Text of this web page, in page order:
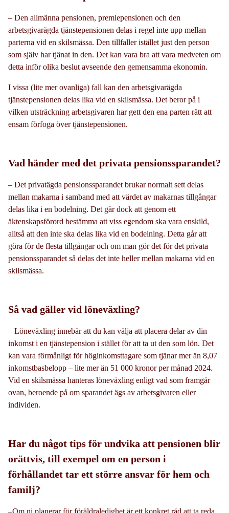
– Den allmänna pensionen, premiepensionen och den
arbetsgivarägda tjänstepensionen delas i regel inte upp mellan
parterna vid en skilsmässa. Den tillfaller istället just den person
som själv har tjänat in den. Det kan vara bra att vara medveten om
detta inför olika beslut avseende den gemensamma ekonomin.
I vissa (lite mer ovanliga) fall kan den arbetsgivarägda
tjänstepensionen delas lika vid en skilsmässa. Det beror på i
vilken utsträckning arbetsgivaren har gett den ena parten rätt att
ensam förfoga över tjänstepensionen.
Vad händer med det privata pensionssparandet?
– Det privatägda pensionssparandet brukar normalt sett delas
mellan makarna i samband med att värdet av makarnas tillgångar
delas lika i en bodelning. Det går dock att genom ett
äktenskapsförord bestämma att viss egendom ska vara enskild,
alltså att den inte ska delas lika vid en bodelning. Detta går att
göra för de flesta tillgångar och om man gör det för det privata
pensionssparandet så delas det inte heller mellan makarna vid en
skilsmässa.
Så vad gäller vid löneväxling?
– Löneväxling innebär att du kan välja att placera delar av din
inkomst i en tjänstepension i stället för att ta ut den som lön. Det
kan vara förmånligt för höginkomsttagare som tjänar mer än 8,07
inkomstbasbelopp – lite mer än 51 000 kronor per månad 2024.
Vid en skilsmässa hanteras löneväxling enligt vad som framgår
ovan, beroende på om sparandet ägs av arbetsgivaren eller
individen.
Har du något tips för undvika att pensionen blir
orättvis, till exempel om en person i
förhållandet tar ett större ansvar för hem och
familj?
–Om ni planerar för föräldraledighet är ett konkret råd att ta reda